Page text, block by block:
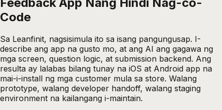
Code
Sa Leanfinit, nagsisimula ito sa isang pangungusap. I-
describe ang app na gusto mo, at ang AI ang gagawa ng
mga screen, question logic, at submission backend. Ang
resulta ay lalabas bilang tunay na iOS at Android app na
mai-i-install ng mga customer mula sa store. Walang
prototype, walang developer handoff, walang staging
environment na kailangang i-maintain.